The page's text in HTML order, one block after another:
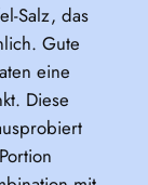
Salz, das
Gute
eine
Diese